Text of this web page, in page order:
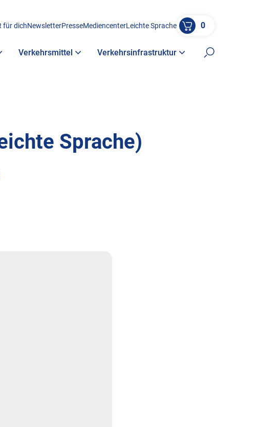
für dichNewsletterPresseMediencenterLeichte Sprache 0
Verkehrsmittel Verkehrsinfrastruktur
Suche
Sprache)